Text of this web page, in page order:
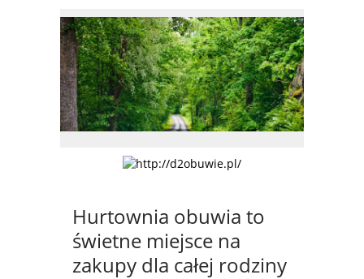
Hurtownia obuwia to
świetne miejsce na
zakupy dla całej rodziny